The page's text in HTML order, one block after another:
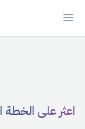
اعثر على الخطة